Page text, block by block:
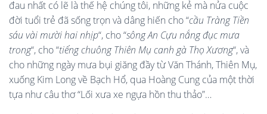
đau nhất có lẽ là thế hệ chúng tôi, những kẻ mà nửa cuộc
đời tuổi trẻ đã sống trọn và dâng hiến cho “cầu Tràng Tiền
sáu vài mười hai nhịp“, cho “sông An Cựu nắng đục mưa
trong“, cho “tiếng chuông Thiên Mụ canh gà Thọ Xương“, và
cho những ngày mưa bụi giăng đầy từ Văn Thánh, Thiên Mụ,
xuống Kim Long về Bạch Hổ, qua Hoàng Cung của một thời
tựa như câu thơ “Lối xưa xe ngựa hồn thu thảo”…